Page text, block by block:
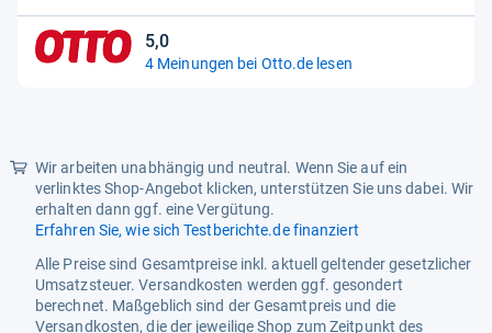
Sternen
5,0
5,0
von
4 Meinungen bei Otto.de lesen
Wir arbeiten unabhängig und neutral. Wenn Sie auf ein
verlinktes Shop-Angebot klicken, unterstützen Sie uns dabei. Wir
erhalten dann ggf. eine Vergütung.
Erfahren Sie, wie sich Testberichte.de finanziert
Alle Preise sind Gesamtpreise inkl. aktuell geltender gesetzlicher
Umsatzsteuer. Versandkosten werden ggf. gesondert
berechnet. Maßgeblich sind der Gesamtpreis und die
Versandkosten, die der jeweilige Shop zum Zeitpunkt des